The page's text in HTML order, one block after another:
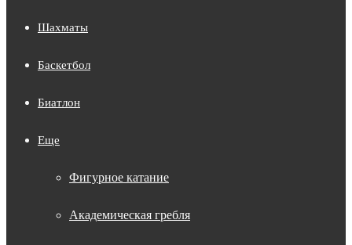
Шахматы
Баскетбол
Биатлон
Еще
Фигурное катание
Академическая гребля